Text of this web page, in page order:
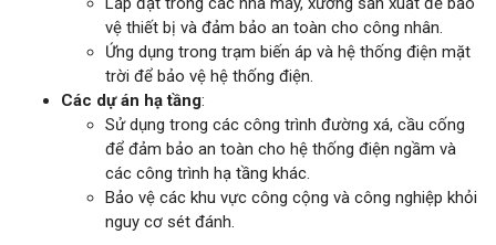
vệ thiết bị và đảm bảo an toàn cho công nhân.
Ứng dụng trong trạm biến áp và hệ thống điện mặt
trời để bảo vệ hệ thống điện.
Các dự án hạ tầng:
Sử dụng trong các công trình đường xá, cầu cống
để đảm bảo an toàn cho hệ thống điện ngầm và
các công trình hạ tầng khác.
Bảo vệ các khu vực công cộng và công nghiệp khỏi
nguy cơ sét đánh.